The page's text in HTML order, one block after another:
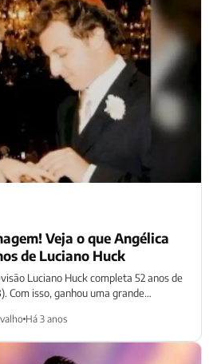
Veja o que Angélica
de Luciano Huck
Luciano Huck completa 52 anos de
Com isso, ganhou uma grande
Há 3 anos